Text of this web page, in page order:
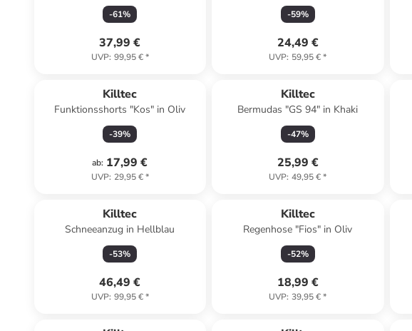
-61%
37,99 €
UVP: 99,95 €*
-59%
24,49 €
UVP: 59,95 €*
Killtec
Funktionsshorts "Kos" in Oliv
-39%
ab: 17,99 €
UVP: 29,95 €*
Killtec
Bermudas "GS 94" in Khaki
-47%
25,99 €
UVP: 49,95 €*
Killtec
Schneeanzug in Hellblau
-53%
46,49 €
UVP: 99,95 €*
Killtec
Regenhose "Fios" in Oliv
-52%
18,99 €
UVP: 39,95 €*